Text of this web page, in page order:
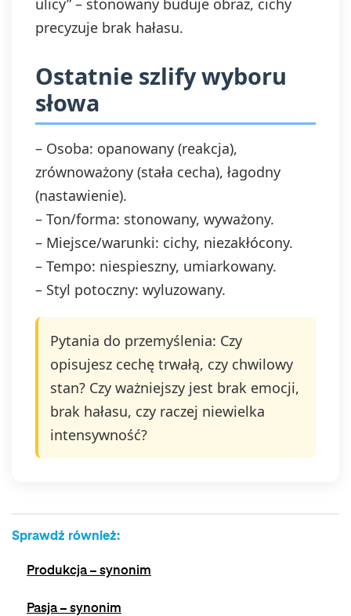
ulicy” – stonowany buduje obraz, cichy
precyzuje brak hałasu.
Ostatnie szlify wyboru
słowa
– Osoba: opanowany (reakcja),
zrównoważony (stała cecha), łagodny
(nastawienie).
– Ton/forma: stonowany, wyważony.
– Miejsce/warunki: cichy, niezakłócony.
– Tempo: niespieszny, umiarkowany.
– Styl potoczny: wyluzowany.
Pytania do przemyślenia: Czy
opisujesz cechę trwałą, czy chwilowy
stan? Czy ważniejszy jest brak emocji,
brak hałasu, czy raczej niewielka
intensywność?
Sprawdź również:
Produkcja – synonim
Pasja – synonim